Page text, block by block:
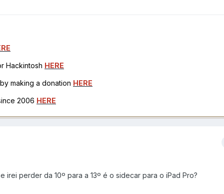
Hackintosh HERE
making a donation HERE
2006 HERE
irei perder da 10º para a 13º é o sidecar para o iPad Pro?